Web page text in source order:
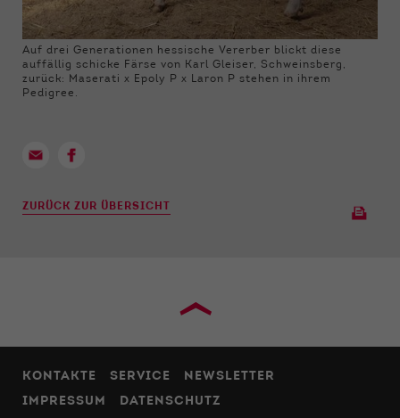
Auf drei Generationen hessische Vererber blickt diese
auffällig schicke Färse von Karl Gleiser, Schweinsberg,
zurück: Maserati x Epoly P x Laron P stehen in ihrem
Pedigree.
ZURÜCK ZUR ÜBERSICHT
›
KONTAKTE SERVICE
NEWSLETTER
IMPRESSUM
DATENSCHUTZ